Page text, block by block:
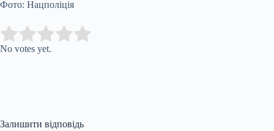
Фото: Нацполіція
Rate this item:
No votes yet.
Залишити відповідь